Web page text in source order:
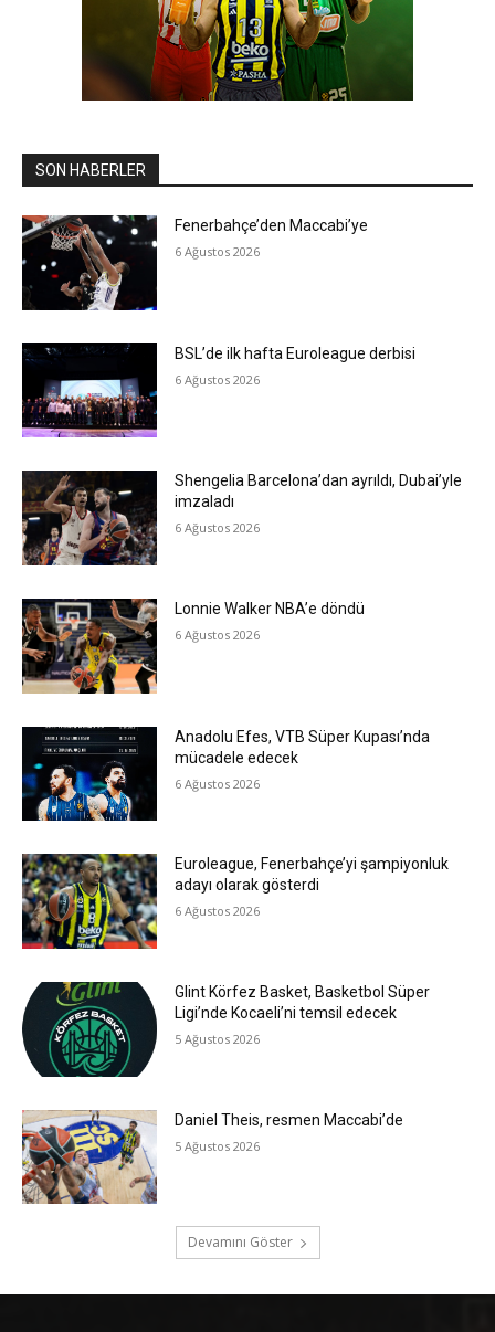
SON HABERLER
Fenerbahçe’den Maccabi’ye
6 Ağustos 2026
BSL’de ilk hafta Euroleague derbisi
6 Ağustos 2026
Shengelia Barcelona’dan ayrıldı, Dubai’yle
imzaladı
6 Ağustos 2026
Lonnie Walker NBA’e döndü
6 Ağustos 2026
Anadolu Efes, VTB Süper Kupası’nda
mücadele edecek
6 Ağustos 2026
Euroleague, Fenerbahçe’yi şampiyonluk
adayı olarak gösterdi
6 Ağustos 2026
Glint Körfez Basket, Basketbol Süper
Ligi’nde Kocaeli’ni temsil edecek
5 Ağustos 2026
Daniel Theis, resmen Maccabi’de
5 Ağustos 2026
Devamını Göster